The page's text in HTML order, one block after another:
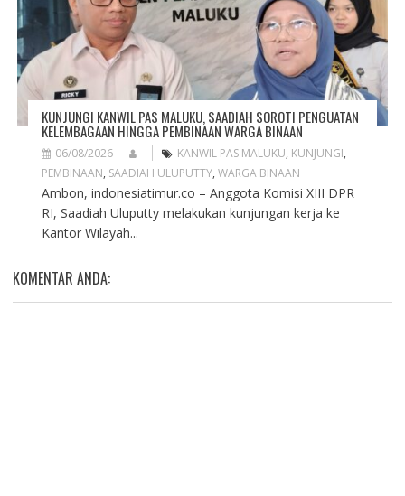
KUNJUNGI KANWIL PAS MALUKU, SAADIAH SOROTI PENGUATAN
KELEMBAGAAN HINGGA PEMBINAAN WARGA BINAAN
06/08/2026 KANWIL PAS MALUKU, KUNJUNGI,
PEMBINAAN, SAADIAH ULUPUTTY, WARGA BINAAN
Ambon, indonesiatimur.co – Anggota Komisi XIII DPR
RI, Saadiah Uluputty melakukan kunjungan kerja ke
Kantor Wilayah...
KOMENTAR ANDA: